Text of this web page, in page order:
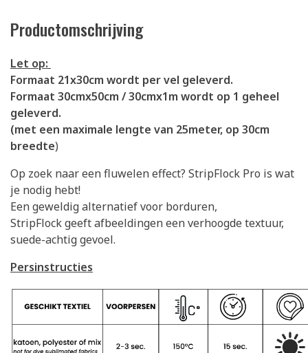
Productomschrijving
Let op:
Formaat 21x30cm wordt per vel geleverd.
Formaat 30cmx50cm / 30cmx1m wordt op 1 geheel
geleverd.
(met een maximale lengte van 25meter, op 30cm
breedte)
Op zoek naar een fluwelen effect? StripFlock Pro is wat
je nodig hebt!
Een geweldig alternatief voor borduren,
StripFlock geeft afbeeldingen een verhoogde textuur,
suede-achtig gevoel.
Persinstructies